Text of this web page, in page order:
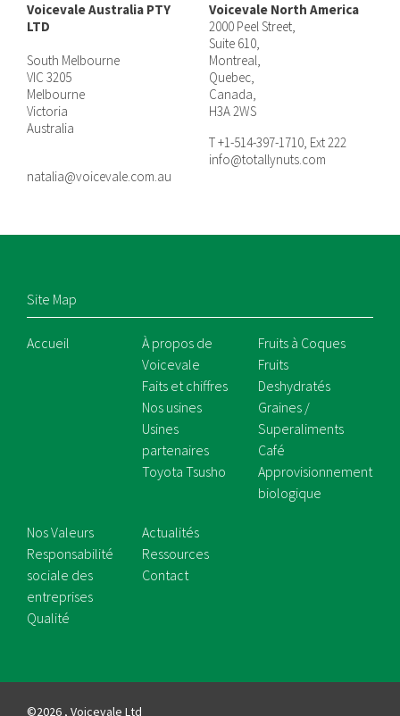
Voicevale Australia PTY
LTD
South Melbourne
VIC 3205
Melbourne
Victoria
Australia
natalia@voicevale.com.au
Voicevale North America
2000 Peel Street,
Suite 610,
Montreal,
Quebec,
Canada,
H3A 2WS
T +1-514-397-1710, Ext 222
info@totallynuts.com
Site Map
Accueil
À propos de
Voicevale
Faits et chiffres
Nos usines
Usines
partenaires
Toyota Tsusho
Fruits à Coques
Fruits
Deshydratés
Graines /
Superaliments
Café
Approvisionnement
biologique
Nos Valeurs
Responsabilité
sociale des
entreprises
Qualité
Actualités
Ressources
Contact
©2026 , Voicevale Ltd